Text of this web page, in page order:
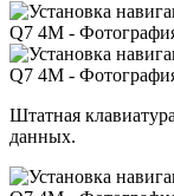
Штатная
данных.